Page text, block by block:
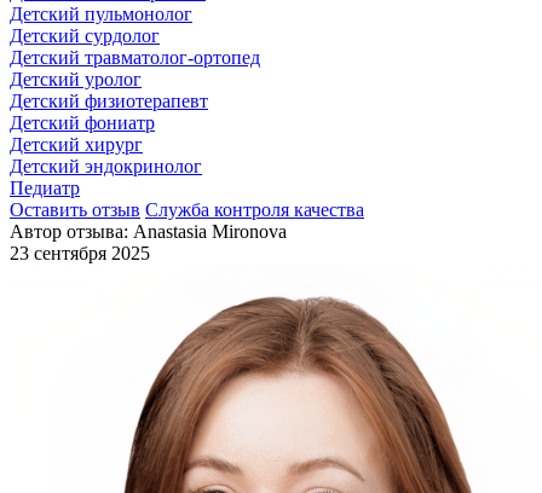
Детский пульмонолог
Детский сурдолог
Детский травматолог-ортопед
Детский уролог
Детский физиотерапевт
Детский фониатр
Детский хирург
Детский эндокринолог
Педиатр
Оставить отзыв Служба контроля качества
Автор отзыва: Anastasia Mironova
23 сентября 2025